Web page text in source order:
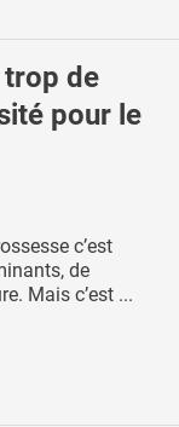
trop de
pour le
c’est
de
Mais c’est ...